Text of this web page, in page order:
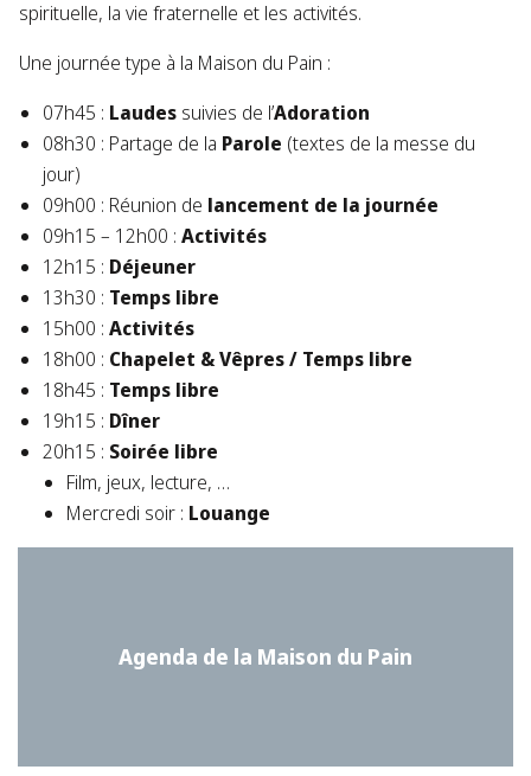
spirituelle, la vie fraternelle et les activités.
Une journée type à la Maison du Pain :
07h45 : Laudes suivies de l’Adoration
08h30 : Partage de la Parole (textes de la messe du
jour)
09h00 : Réunion de lancement de la journée
09h15 – 12h00 : Activités
12h15 : Déjeuner
13h30 : Temps libre
15h00 : Activités
18h00 : Chapelet & Vêpres / Temps libre
18h45 : Temps libre
19h15 : Dîner
20h15 : Soirée libre
Film, jeux, lecture, …
Mercredi soir : Louange
Agenda de la Maison du Pain